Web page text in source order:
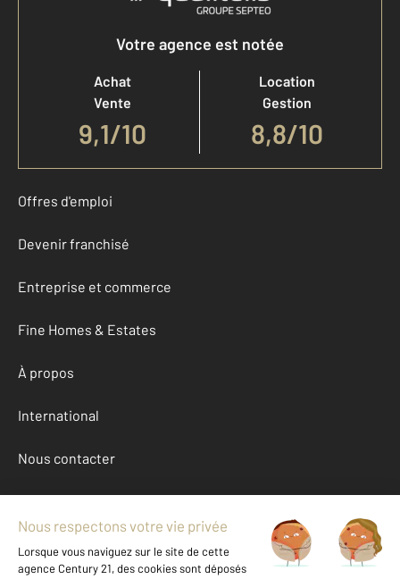
Votre agence est notée
Achat
Vente
9,1/10
Location
Gestion
8,8/10
Offres d'emploi
Devenir franchisé
Entreprise et commerce
Fine Homes & Estates
À propos
International
Nous contacter
Mentions légales & CGU et Barèmes d'honoraires
Données personnelles